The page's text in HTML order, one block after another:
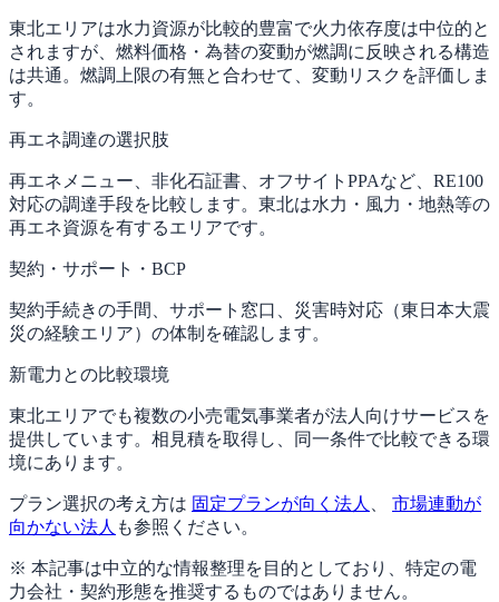
東北エリアは水力資源が比較的豊富で火力依存度は中位的と
されますが、燃料価格・為替の変動が燃調に反映される構造
は共通。燃調上限の有無と合わせて、変動リスクを評価しま
す。
再エネ調達の選択肢
再エネメニュー、非化石証書、オフサイトPPAなど、RE100
対応の調達手段を比較します。東北は水力・風力・地熱等の
再エネ資源を有するエリアです。
契約・サポート・BCP
契約手続きの手間、サポート窓口、災害時対応（東日本大震
災の経験エリア）の体制を確認します。
新電力との比較環境
東北エリアでも複数の小売電気事業者が法人向けサービスを
提供しています。相見積を取得し、同一条件で比較できる環
境にあります。
プラン選択の考え方は 固定プランが向く法人
市場連動が
向かない法人 も参照ください。
※ 本記事は中立的な情報整理を目的としており、特定の電
力会社・契約形態を推奨するものではありません。